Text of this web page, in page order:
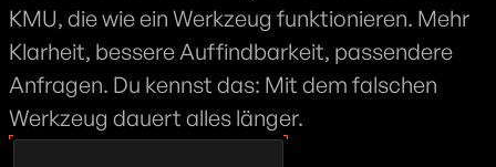
KMU, die wie ein Werkzeug funktionieren. Mehr
Klarheit, bessere Auffindbarkeit, passendere
Anfragen. Du kennst das: Mit dem falschen
Werkzeug dauert alles länger.